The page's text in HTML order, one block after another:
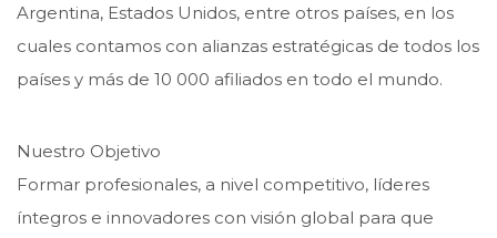
Argentina, Estados Unidos, entre otros países, en los
cuales contamos con alianzas estratégicas de todos los
países y más de 10 000 afiliados en todo el mundo.
Nuestro Objetivo
Formar profesionales, a nivel competitivo, líderes
íntegros e innovadores con visión global para que